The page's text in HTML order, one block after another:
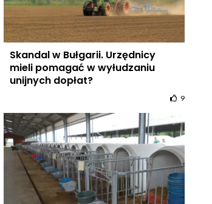
Skandal w Bułgarii. Urzędnicy
mieli pomagać w wyłudzaniu
unijnych dopłat?
9